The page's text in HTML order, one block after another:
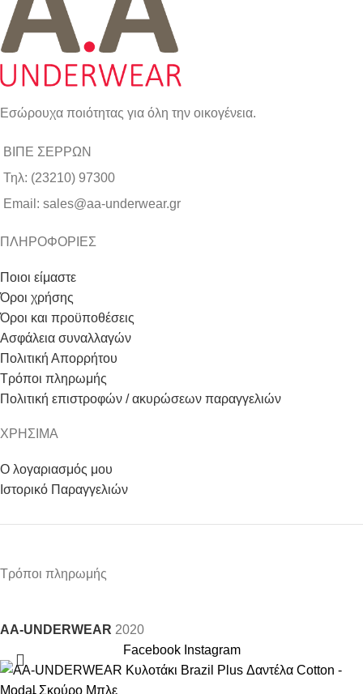
Εσώρουχα ποιότητας για όλη την οικογένεια.
ΒΙΠΕ ΣΕΡΡΩΝ
Τηλ: (23210) 97300
Email: sales@aa-underwear.gr
ΠΛΗΡΟΦΟΡΙΕΣ
Ποιοι είμαστε
Όροι χρήσης
Όροι και προϋποθέσεις
Ασφάλεια συναλλαγών
Πολιτική Απορρήτου
Τρόποι πληρωμής
Πολιτική επιστροφών / ακυρώσεων παραγγελιών
ΧΡΗΣΙΜΑ
Ο λογαριασμός μου
Ιστορικό Παραγγελιών
Τρόποι πληρωμής
AA-UNDERWEAR 2020
Facebook Instagram